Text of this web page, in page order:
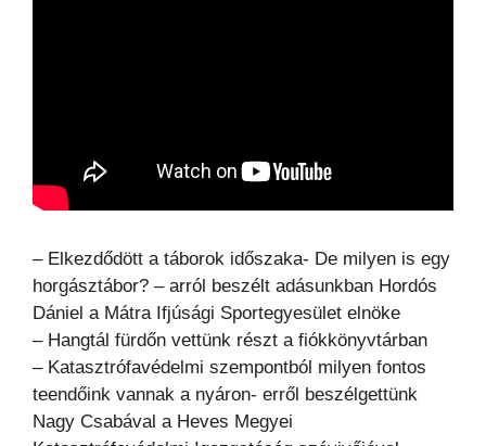
– Elkezdődött a táborok időszaka- De milyen is egy
horgásztábor? – arról beszélt adásunkban Hordós
Dániel a Mátra Ifjúsági Sportegyesület elnöke
– Hangtál fürdőn vettünk részt a fiókkönyvtárban
– Katasztrófavédelmi szempontból milyen fontos
teendőink vannak a nyáron- erről beszélgettünk
Nagy Csabával a Heves Megyei